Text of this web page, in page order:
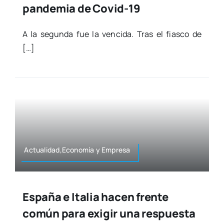
pandemia de Covid-19
A la segun­da fue la ven­ci­da. Tras el fias­co de
[…]
Actualidad,Economía y Empre­sa
España e Italia hacen frente
común para exigir una respuesta